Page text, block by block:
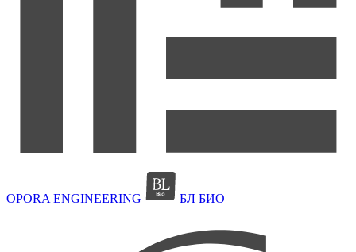
OPORA ENGINEERING БЛ БИО